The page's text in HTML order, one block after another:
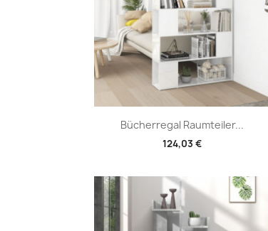
Bücherregal Raumteiler...
124,03 €
Vorschau